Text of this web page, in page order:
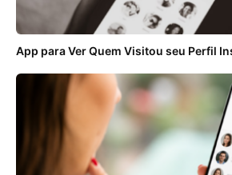
App para Ver Quem Visitou seu Perfil